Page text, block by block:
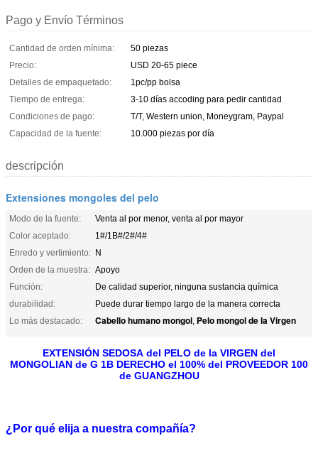
Pago y Envío Términos
Cantidad de orden mínima:
50 piezas
Precio:
USD 20-65 piece
Detalles de empaquetado:
1pc/pp bolsa
Tiempo de entrega:
3-10 días accoding para pedir cantidad
Condiciones de pago:
T/T, Western union, Moneygram, Paypal
Capacidad de la fuente:
10.000 piezas por día
descripción
Extensiones mongoles del pelo
Modo de la fuente:
Venta al por menor, venta al por mayor
Color aceptado:
1#/1B#/2#/4#
Enredo y vertimiento: N
Orden de la muestra: Apoyo
Función:
De calidad superior, ninguna sustancia química
durabilidad:
Puede durar tiempo largo de la manera correcta
Lo más destacado:
Cabello humano mongol, Pelo mongol de la Virgen
EXTENSIÓN SEDOSA del PELO de la VIRGEN del
MONGOLIAN de G 1B DERECHO el 100% del PROVEEDOR 100
de GUANGZHOU
¿Por qué elija a nuestra compañía?